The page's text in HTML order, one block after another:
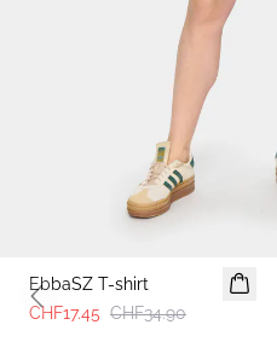
EbbaSZ T-shirt
CHF17.45 CHF34.90
Previous slide